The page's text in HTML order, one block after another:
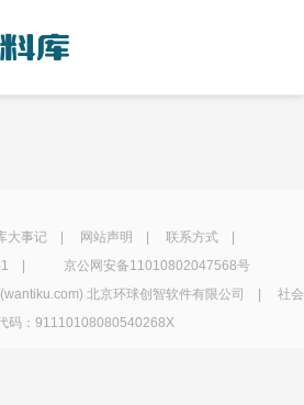
大事记| 网站声明 联系方式|
京公网安备11010802047568号
北京环球创智软件有限公司 | 社会
码：91110108080540268X